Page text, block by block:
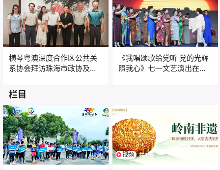
横琴粤澳深度合作区公共关
系协会拜访珠海市政协及珠
《我唱颂歌给党听 党的光辉
照我心》七一文艺演出在京
栏目
视频 共1节